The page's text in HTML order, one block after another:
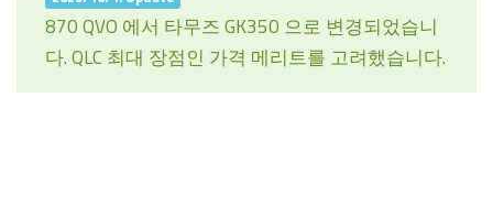
870 QVO 에서 타무즈 GK350 으로 변경되었습니
다. QLC 최대 장점인 가격 메리트를 고려했습니다.